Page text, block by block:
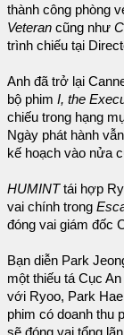
thành công phòng
Veteran cũng như
trình chiếu tại
Anh đã trở lại
bộ phim I, the
chiếu trong hạng
Ngày phát hành
kế hoạch vào nửa
HUMINTtái hợp
vai chính trong
đóng vai giám đốc
Bạn diễn Park
một thiếu tá Cục
với Ryoo, Park
phim có doanh thu
sẽ đóng vai tổng